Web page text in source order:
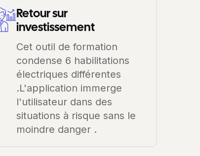
Retour sur
investissement
Cet outil de formation
condense 6 habilitations
électriques différentes
.L'application immerge
l'utilisateur dans des
situations à risque sans le
moindre danger .